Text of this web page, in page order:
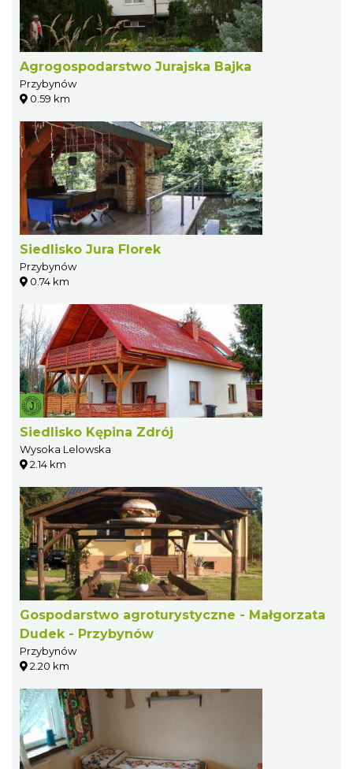
Agrogospodarstwo Jurajska Bajka
Przybynów
0.59 km
Siedlisko Jura Florek
Przybynów
0.74 km
Siedlisko Kępina Zdrój
Wysoka Lelowska
2.14 km
Gospodarstwo agroturystyczne - Małgorzata
Dudek - Przybynów
Przybynów
2.20 km